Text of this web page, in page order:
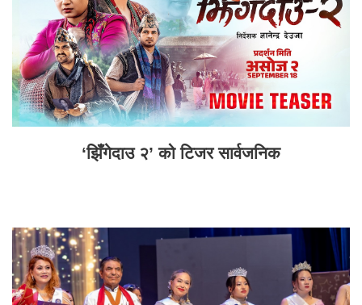
‘झिँगेदाउ २’ को टिजर सार्वजनिक